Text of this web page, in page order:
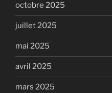
octobre 2025
juillet 2025
mai 2025
avril 2025
mars 2025